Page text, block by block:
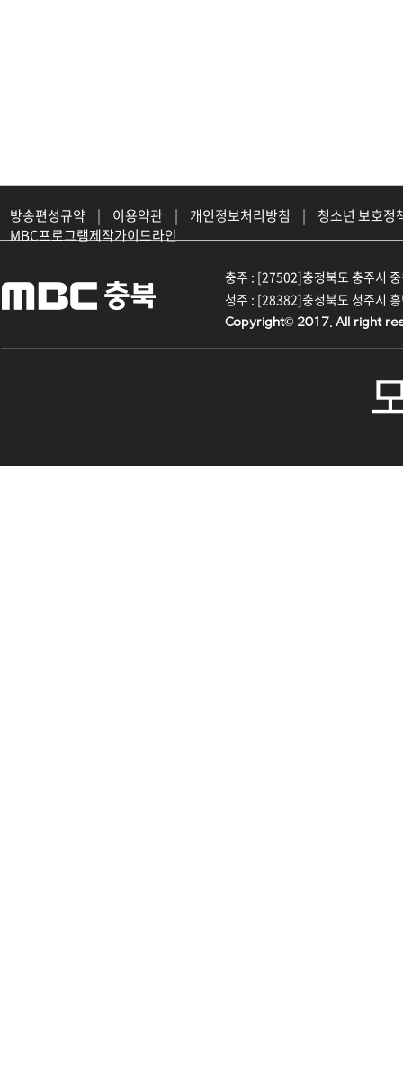
방송편성규약 | 이용약관 | 개인정보처리방침 |
청소년 보호정
MBC프로그램제작가이드라인
충주 : [27502]충청북도 충주시
청주 : [28382]충청북도 청주시
Copyright© 2017. All right